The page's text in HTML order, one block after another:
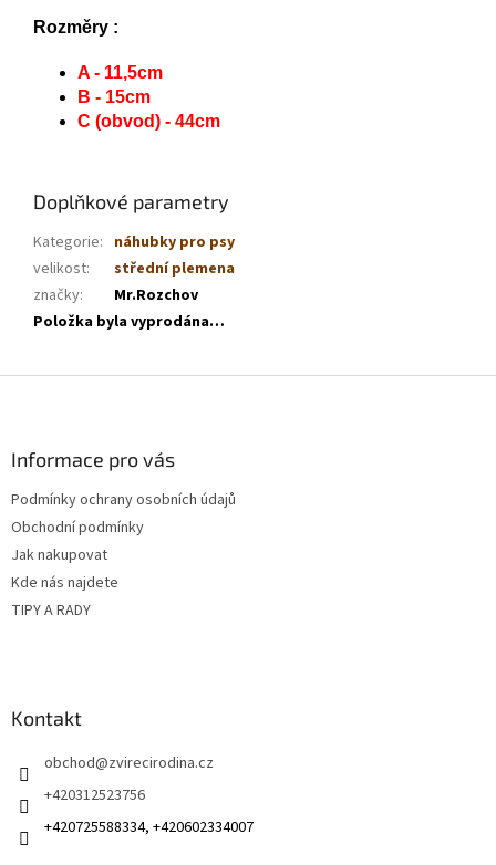
Rozměry :
A - 11,5cm
B - 15cm
C (obvod) - 44cm
Doplňkové parametry
Kategorie: náhubky pro psy
velikost:
střední plemena
značky:
Mr.Rozchov
Položka byla vyprodána…
Informace pro vás
Podmínky ochrany osobních údajů
Obchodní podmínky
Jak nakupovat
Kde nás najdete
TIPY A RADY
Kontakt
obchod@zvirecirodina.cz
+420312523756
+420725588334, +420602334007